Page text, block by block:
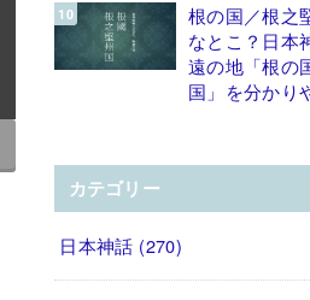
根の国／根之
なとこ？日本
遠の地「根の
国」を分かり
カテゴリー
日本神話 (270)